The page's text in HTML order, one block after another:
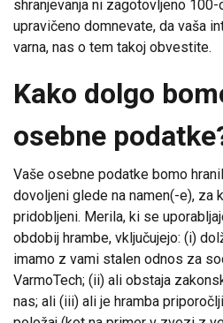
shranjevanja ni zagotovljeno
upravičeno domnevate, da vaša
varna, nas o tem takoj obvestite.
Kako dolgo
osebne
Vaše osebne podatke bomo
dovoljeni glede na namen(-e), za
pridobljeni. Merila, ki se
obdobij hrambe, vključujejo: (i)
imamo z vami stalen odnos za
VarmoTech; (ii) ali obstaja
nas; ali (iii) ali je hramba